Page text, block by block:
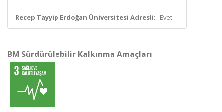
Recep Tayyip Erdoğan Üniversitesi Adresli: Evet
BM Sürdürülebilir Kalkınma Amaçları